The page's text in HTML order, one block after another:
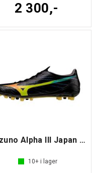
2 300,-
Mizuno Alpha III Japan AG
10+ i lager